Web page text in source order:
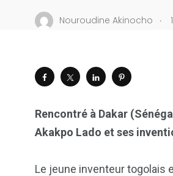
Nouroudine Akinocho .
Rencontré à Dakar
Akakpo Lado et ses
Le jeune inventeur togolais